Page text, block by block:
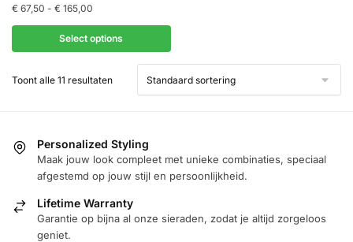
€ 67,50 - € 165,00
tot
€ 165,00
Select options
product
heeft
meerdere
Deze
gekozen
worden
de
productpagina
Toont alle 11 resultaten
Personalized Styling
Maak jouw look compleet met unieke combinaties, speciaal
afgestemd op jouw stijl en persoonlijkheid.
Lifetime Warranty
Garantie op bijna al onze sieraden, zodat je altijd zorgeloos
geniet.